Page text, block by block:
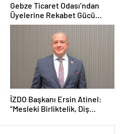
Gebze Ticaret Odası’ndan
Üyelerine Rekabet Gücü
Kazandıracak Stratejik İş
İZDO Başkanı Ersin Atinel:
“Mesleki Birliktelik, Diş
Vazgeçilmez”